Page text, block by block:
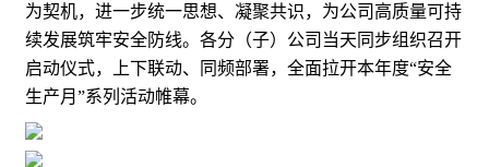
为契机，进一步统一思想、凝聚共识，为公司高质量可持
续发展筑牢安全防线。各分（子）公司当天同步组织召开
启动仪式，上下联动、同频部署，全面拉开本年度“安全
生产月”系列活动帷幕。